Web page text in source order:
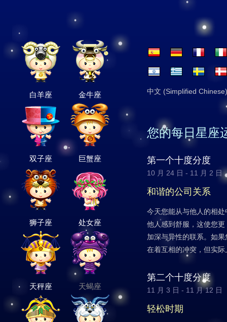
白羊座 金牛座
双子座 巨蟹座
狮子座 处女座
天秤座 天蝎座
中文 (Simplified Chinese)
您的每日星座
第一个十度分度
10 月 24 日 - 11 月 2 日
和谐的公司关系
今天您能从与他人的相
他人感到舒服，这使您
加深与异性的联系。如
在着互相的冲突，但实
第二个十度分度
11 月 3 日 - 11 月 12 日
轻松时期